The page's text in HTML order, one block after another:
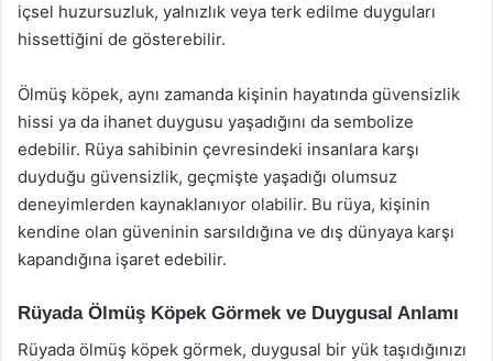
içsel huzursuzluk, yalnızlık veya terk edilme duyguları
hissettiğini de gösterebilir.
Ölmüş köpek, aynı zamanda kişinin hayatında güvensizlik
hissi ya da ihanet duygusu yaşadığını da sembolize
edebilir. Rüya sahibinin çevresindeki insanlara karşı
duyduğu güvensizlik, geçmişte yaşadığı olumsuz
deneyimlerden kaynaklanıyor olabilir. Bu rüya, kişinin
kendine olan güveninin sarsıldığına ve dış dünyaya karşı
kapandığına işaret edebilir.
Rüyada Ölmüş Köpek Görmek ve Duygusal Anlamı
Rüyada ölmüş köpek görmek, duygusal bir yük taşıdığınızı